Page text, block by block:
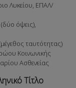
Λυκείου, ΕΠΑΛ/
όψεις),
ταυτότητας)
Κοινωνικής
Ασθενείας
Τίτλο